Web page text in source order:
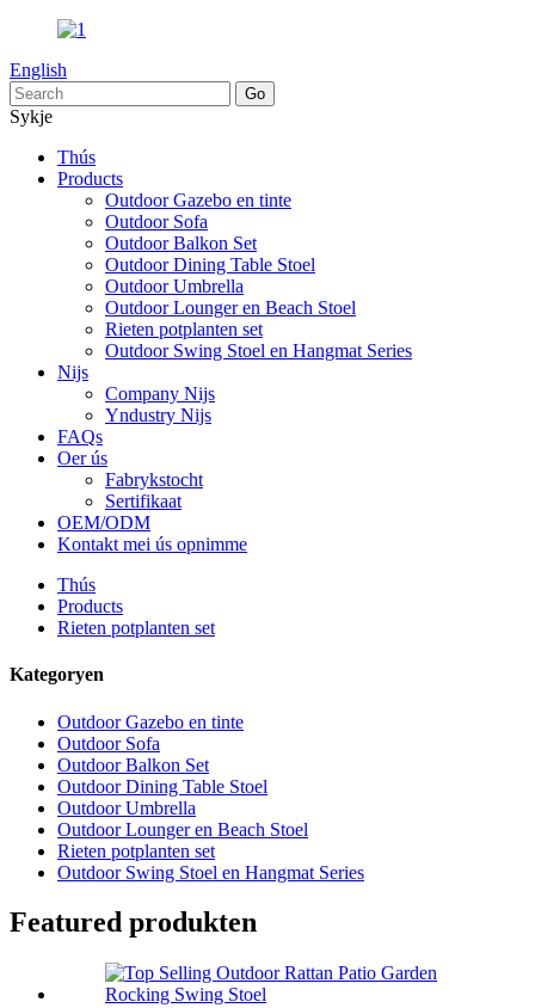
English
Sykje
Thús
Products
Outdoor Gazebo en tinte
Outdoor Sofa
Outdoor Balkon Set
Outdoor Dining Table Stoel
Outdoor Umbrella
Outdoor Lounger en Beach Stoel
Rieten potplanten set
Outdoor Swing Stoel en Hangmat Series
Nijs
Company Nijs
Yndustry Nijs
FAQs
Oer ús
Fabrykstocht
Sertifikaat
OEM/ODM
Kontakt mei ús opnimme
Thús
Products
Rieten potplanten set
Kategoryen
Outdoor Gazebo en tinte
Outdoor Sofa
Outdoor Balkon Set
Outdoor Dining Table Stoel
Outdoor Umbrella
Outdoor Lounger en Beach Stoel
Rieten potplanten set
Outdoor Swing Stoel en Hangmat Series
Featured produkten